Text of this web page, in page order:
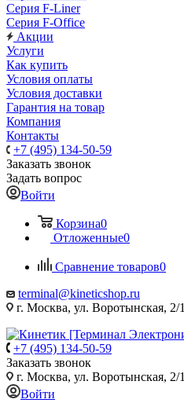
Серия F-Liner
Серия F-Office
Акции
Услуги
Как купить
Условия оплаты
Условия доставки
Гарантия на товар
Компания
Контакты
+7 (495) 134-50-59
Заказать звонок
Задать вопрос
Войти
Корзина0
Отложенные0
Сравнение товаров0
terminal@kineticshop.ru
г. Москва, ул. Воротынская, 2/1
+7 (495) 134-50-59
Заказать звонок
г. Москва, ул. Воротынская, 2/1
Войти